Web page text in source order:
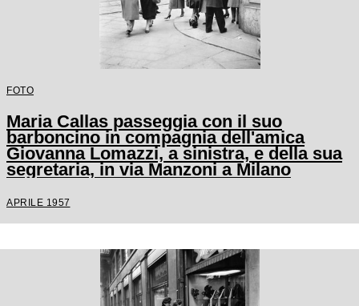
FOTO
Maria Callas passeggia con il suo
barboncino in compagnia dell'amica
Giovanna Lomazzi, a sinistra, e della sua
segretaria, in via Manzoni a Milano
APRILE 1957